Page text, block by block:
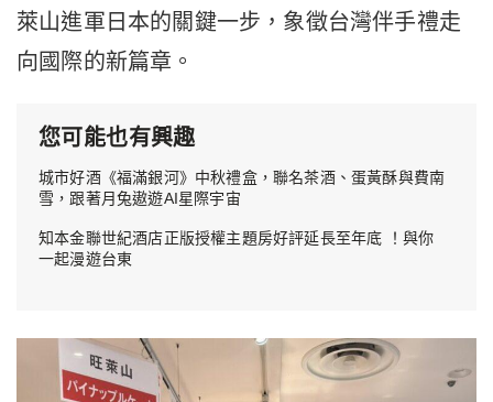
萊山進軍日本的關鍵一步，象徵台灣伴手禮走
向國際的新篇章。
您可能也有興趣
城市好酒《福滿銀河》中秋禮盒，聯名茶酒、蛋黃酥與費南
雪，跟著月兔遨遊AI星際宇宙
知本金聯世紀酒店正版授權主題房好評延長至年底 ！與你
一起漫遊台東